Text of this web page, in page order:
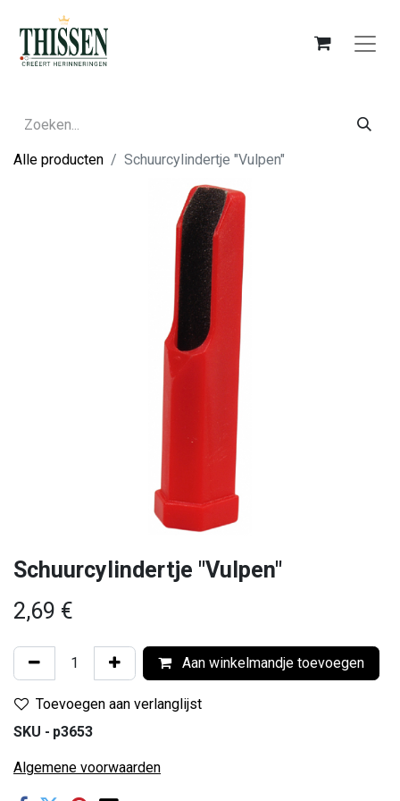
Alle producten Schuurcylindertje "Vulpen"
Schuurcylindertje "Vulpen"
2,69 €
Aan winkelmandje toevoegen
Toevoegen aan verlanglijst
SKU - p3653
Algemene voorwaarden